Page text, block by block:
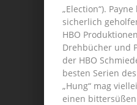
„Election“).
sicherlich
HBO
Drehbücher und
der HBO
besten Serien
„Hung“ mag
einen